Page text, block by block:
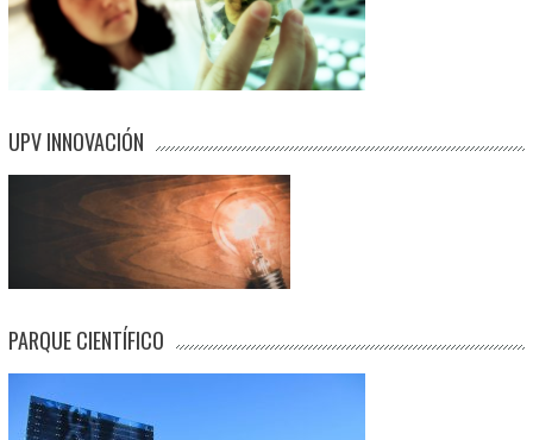
UPV INNOVACIÓN
PARQUE CIENTÍFICO